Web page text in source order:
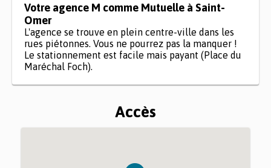
Votre agence M comme Mutuelle à Saint-
Omer
L'agence se trouve en plein centre-ville dans les
rues piétonnes. Vous ne pourrez pas la manquer !
Le stationnement est facile mais payant (Place du
Maréchal Foch).
Accès